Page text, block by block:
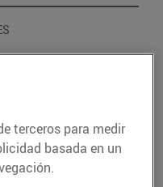
terceros para medir
basada en un